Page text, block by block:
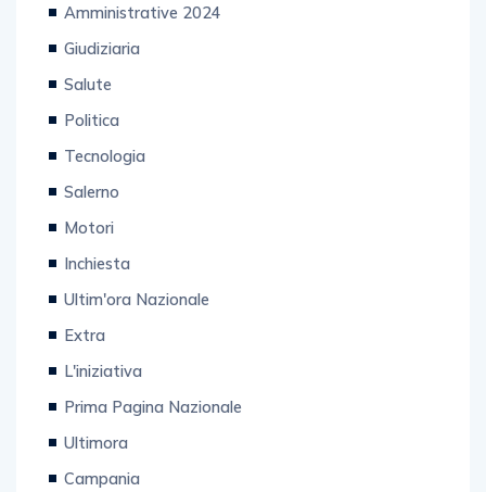
Amministrative 2024
Giudiziaria
Salute
Politica
Tecnologia
Salerno
Motori
Inchiesta
Ultim'ora Nazionale
Extra
L'iniziativa
Prima Pagina Nazionale
Ultimora
Campania